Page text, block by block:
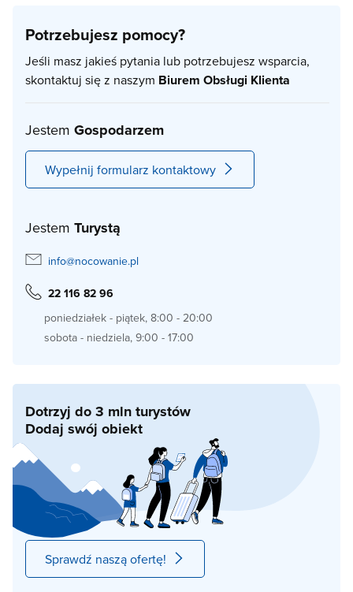
Potrzebujesz pomocy?
Jeśli masz jakieś pytania lub potrzebujesz wsparcia,
skontaktuj się z naszym Biurem Obsługi Klienta
Jestem Gospodarzem
Wypełnij formularz kontaktowy
Jestem Turystą
info@nocowanie.pl
22 116 82 96
poniedziałek - piątek, 8:00 - 20:00
sobota - niedziela, 9:00 - 17:00
Dotrzyj do 3 mln turystów
Dodaj swój obiekt
Sprawdź naszą ofertę!